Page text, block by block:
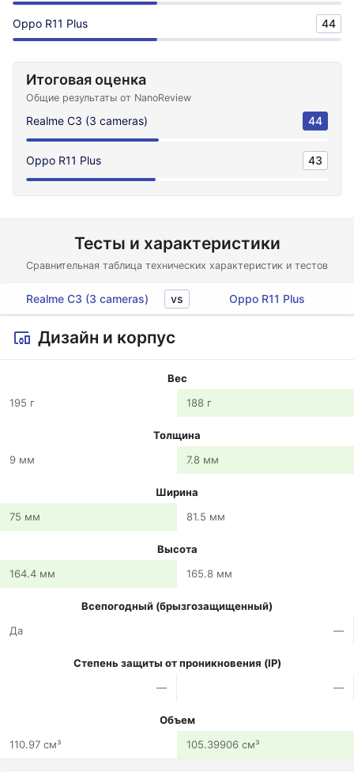
Oppo R11 Plus 44
Итоговая оценка
Общие результаты от NanoReview
Realme C3 (3 cameras) 44
Oppo R11 Plus 43
Тесты и характеристики
Сравнительная таблица технических характеристик и тестов
Realme C3 (3 cameras) vs Oppo R11 Plus
Дизайн и корпус
Вес
195 г
188 г
Толщина
9 мм
7.8 мм
Ширина
75 мм
81.5 мм
Высота
164.4 мм
165.8 мм
Всепогодный (брызгозащищенный)
Да
—
Степень защиты от проникновения (IP)
—
—
Объем
110.97 см³
105.39906 см³